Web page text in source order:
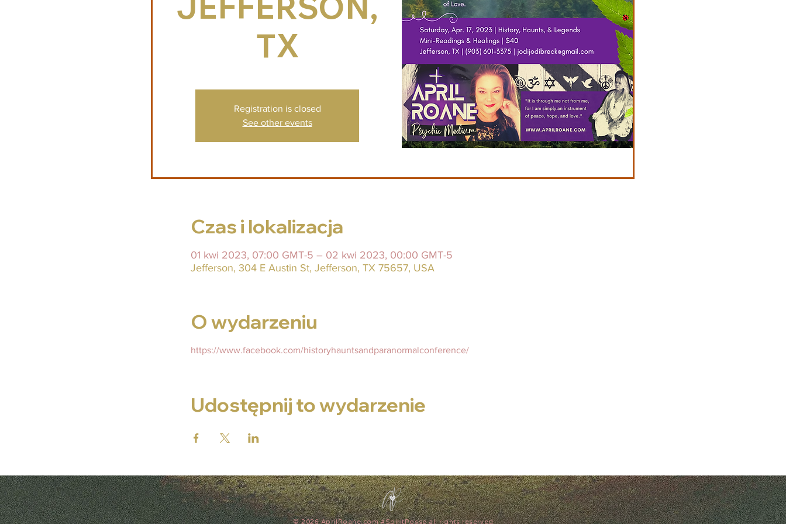
TX
Registration is closed
See other events
Czas i lokalizacja
01 kwi 2023, 07:00 GMT-5 – 02 kwi 2023, 00:00 GMT-5
Jefferson, 304 E Austin St, Jefferson, TX 75657, USA
O wydarzeniu
https://www.facebook.com/historyhauntsandparanormalconference/
Udostępnij to wydarzenie
© 2026 AprilRoane.com #SpiritPosse all rights reserved